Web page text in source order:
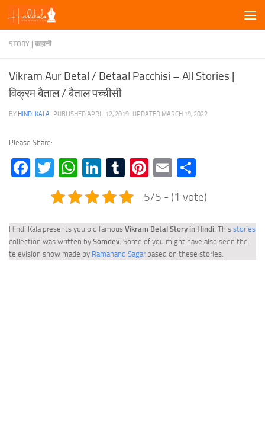
Skip to content
STORY | कहानी
Vikram Aur Betal / Betaal Pacchisi – All Stories |
विक्रम बैताल / बैताल पच्चीसी
BY HINDI KALA · PUBLISHEDAPRIL 12, 2019 · UPDATED MARCH 19, 2022
Please Share:
Facebook
TwitterWhatsApp
LinkedIn
TumblrPinterest
Email
5/5 - (1 vote)
Hindi Kala presents you old famous Vikram Betal Story in Hindi. This stories
collection was written by Somdev. Some of you might have also seen the
television show made by Ramanand Sagarbased on these stories.